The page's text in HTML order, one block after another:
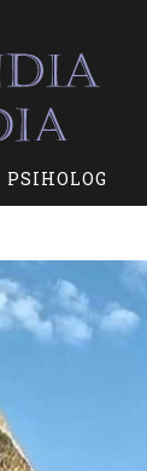
PSIHOLOG